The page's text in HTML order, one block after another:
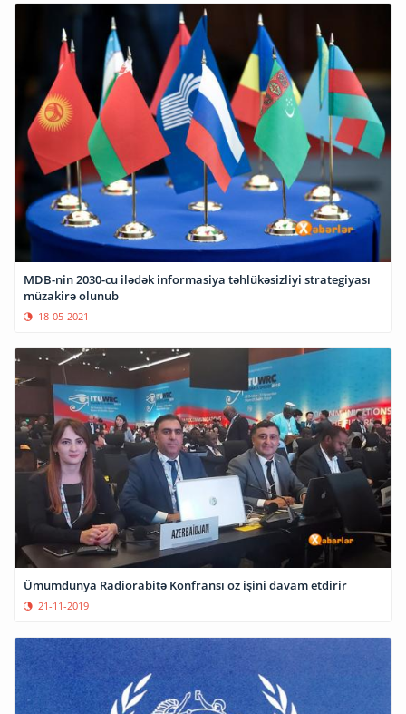
MDB-nin 2030-cu ilədək informasiya təhlükəsizliyi strategiyası
müzakirə olunub
18-05-2021
Ümumdünya Radiorabitə Konfransı öz işini davam etdirir
21-11-2019